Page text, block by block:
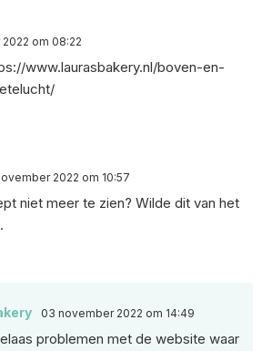
om 08:22
www.laurasbakery.nl/boven-en-
2022 om 10:57
niet meer te zien? Wilde dit van het
03 november 2022 om 14:49
problemen met de website waar